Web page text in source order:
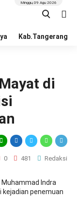
Kab.Tangerang
Minggu, 09 Agu 2026
di
0 481 Redaksi